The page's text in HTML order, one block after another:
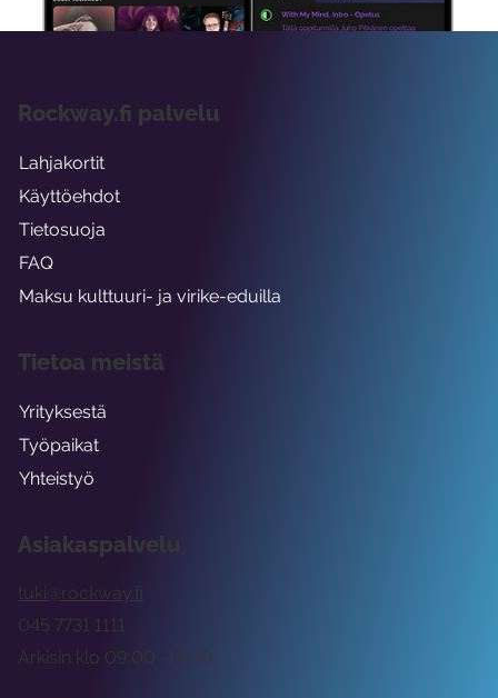
Asiakaspalvelu
tuki@rockway.fi
Arkisin klo 09:00 -15:00
045 7731 1111
Rockway.fi palvelu
Lahjakortit
Käyttöehdot
Tietosuoja
FAQ
Maksu kulttuuri- ja virike-eduilla
Tietoa meistä
Yrityksestä
Työpaikat
Yhteistyö